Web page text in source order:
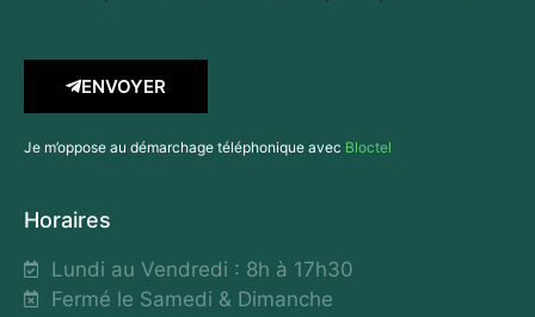
ENVOYER
Je m’oppose au démarchage téléphonique avec Bloctel
Horaires
Lundi au Vendredi : 8h à 17h30
Fermé le Samedi & Dimanche